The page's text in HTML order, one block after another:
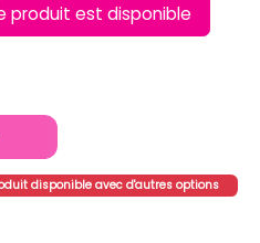
produit est disponible
disponible avec d'autres options